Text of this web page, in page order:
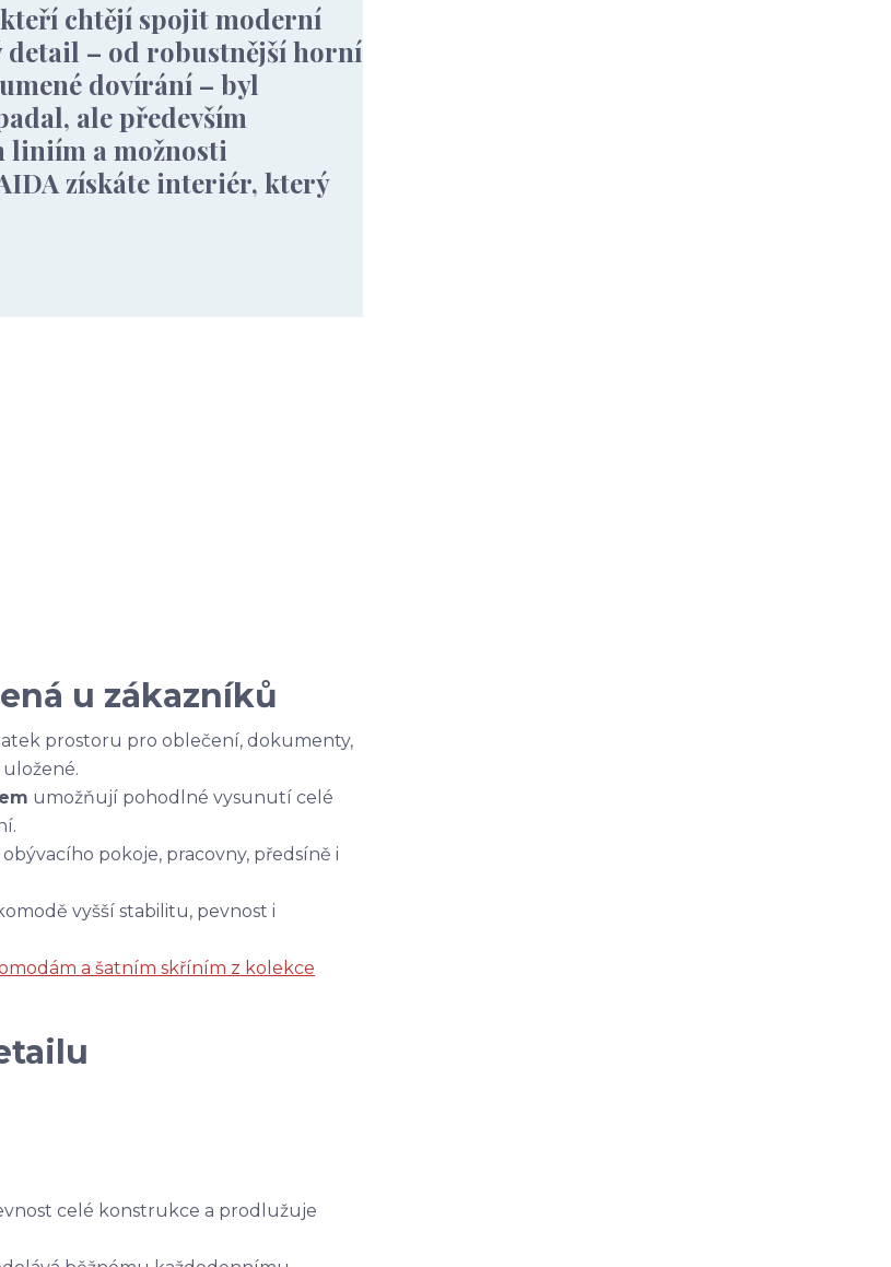
chtějí spojit moderní
detail – od robustnější horní
dovírání – byl
ale především
liniím a možnosti
získáte interiér, který
u zákazníků
prostoru pro oblečení, dokumenty,
umožňují pohodlné vysunutí celé
pokoje, pracovny, předsíně i
vyšší stabilitu, pevnost i
a šatním skříním z kolekce
celé konstrukce a prodlužuje